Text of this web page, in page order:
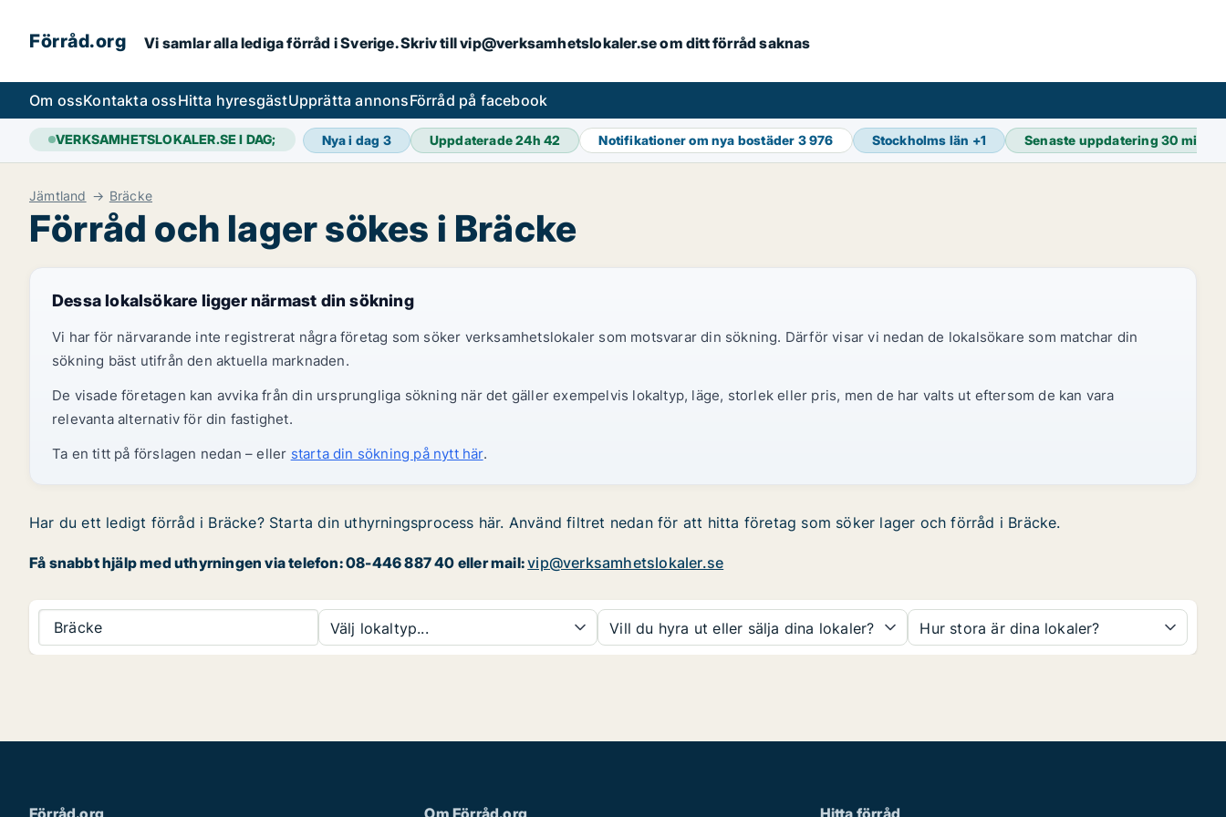
Förråd.org Vi samlar alla lediga förråd i Sverige. Skriv till vip@verksamhetslokaler.se om ditt förråd saknas
Om ossKontakta ossHitta hyresgästUpprätta annonsFörråd på facebook
VERKSAMHETSLOKALER.SE I DAG; Nya i dag 3 Uppdaterade 24h42 Notifikationer om nya bostäder 3 976 Stockholms län +1 Senaste uppdatering30 min
Jämtland Bräcke
Förråd och lager sökes i Bräcke
Dessa lokalsökare ligger närmast din sökning
Vi har för närvarande inte registrerat några företag som söker verksamhetslokaler som motsvarar din sökning. Därför visar vi nedan de lokalsökare som matchar din
sökning bäst utifrån den aktuella marknaden.
De visade företagen kan avvika från din ursprungliga sökning när det gäller exempelvis lokaltyp, läge, storlek eller pris, men de har valts ut eftersom de kan vara
relevanta alternativ för din fastighet.
Ta en titt på förslagen nedan – eller starta din sökning på nytt här.
Har du ett ledigt förråd i Bräcke? Starta din uthyrningsprocess här. Använd filtret nedan för att hitta företag som söker lager och förråd i Bräcke.
Få snabbt hjälp med uthyrningen via telefon: 08-446 887 40 eller mail:vip@verksamhetslokaler.se
Bräcke Välj lokaltyp... Vill du hyra ut eller sälja dina lokaler? Hur stora är dina lokaler?
Förråd.org Om Förråd.org Hitta förråd